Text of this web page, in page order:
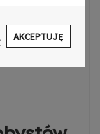
i
do
AKCEPTUJĘ